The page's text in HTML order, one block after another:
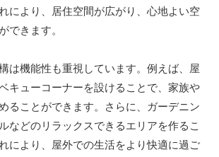
により、居住空間が広がり、心地よい空
できます。
は機能性も重視しています。例えば、屋
キューコーナーを設けることで、家族や
ることができます。さらに、ガーデニン
などのリラックスできるエリアを作るこ
により、屋外での生活をより快適に過ご